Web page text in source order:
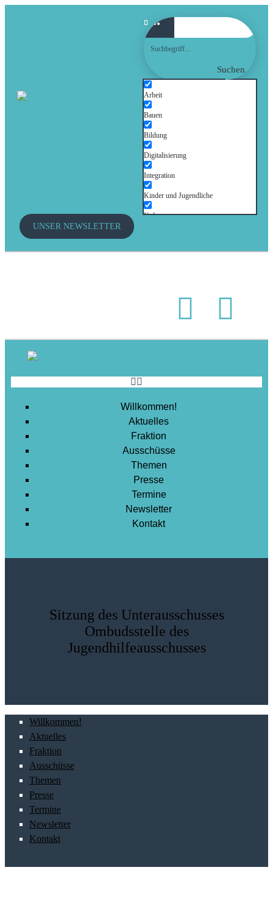
Suchen
Arbeit
Bauen
Bildung
Digitalisierung
Integration
Kinder und Jugendliche
Kultur
Stadtentwicklung
Wohnen
UNSER NEWSLETTER
Willkommen!
Aktuelles
Fraktion
Ausschüsse
Themen
Presse
Termine
Newsletter
Kontakt
Sitzung des Unterausschusses
Ombudsstelle des
Jugendhilfeausschusses
Willkommen!
Aktuelles
Fraktion
Ausschüsse
Themen
Presse
Termine
Newsletter
Kontakt